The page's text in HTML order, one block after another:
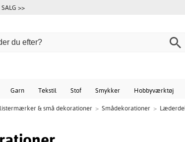
SALG >>
Garn Tekstil Stof Smykker Hobbyværktøj
& små dekorationer > Smådekorationer >